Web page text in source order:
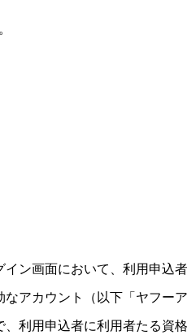
ン画面において、利用申込
アカウント（以下「ヤフー
利用申込者に利用者たる資